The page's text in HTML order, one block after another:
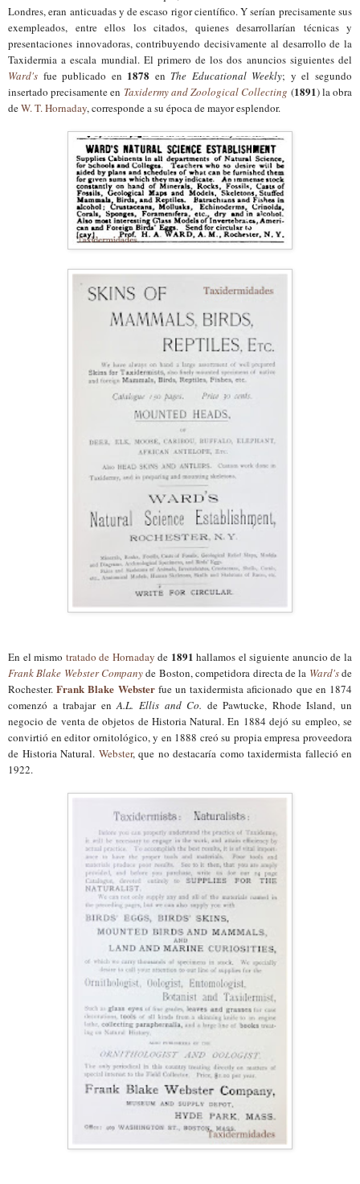
Londres, eran anticuadas y de escaso rigor científico. Y serían precisamente sus
exempleados, entre ellos los citados, quienes desarrollarían técnicas y
presentaciones innovadoras, contribuyendo decisivamente al desarrollo de la
Taxidermia a escala mundial. El primero de los dos anuncios siguientes del
Ward's fue publicado en 1878 en The Educational Weekly; y el segundo
insertado precisamente en Taxidermy and Zoological Collecting (1891) la obra
deW. T. Hornaday, corresponde a su época de mayor esplendor.
En el mismo tratado de Hornaday de 1891 hallamos el siguiente anuncio de la
Frank Blake Webster Companyde Boston, competidora directa de la Ward'sde
Rochester.Frank Blake Websterfue un taxidermista aficionado que en 1874
comenzó a trabajar enA.L. Ellis and Co. de Pawtucke, Rhode Island, un
negocio de venta de objetos de Historia Natural. En 1884 dejó su empleo, se
convirtió en editor ornitológico, y en 1888 creó su propia empresa proveedora
de Historia Natural. Webster, que no destacaría como taxidermista falleció en
1922.